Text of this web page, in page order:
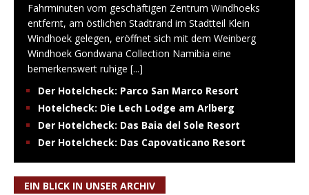
Fahrminuten vom geschäftigen Zentrum Windhoeks
entfernt, am östlichen Stadtrand im Stadtteil Klein
Windhoek gelegen, eröffnet sich mit dem Weinberg
Windhoek Gondwana Collection Namibia eine
bemerkenswert ruhige [...]
Der Hotelcheck: Parco San Marco Resort
Hotelcheck: Die Lech Lodge am Arlberg
Der Hotelcheck: Das Baia del Sole Resort
Der Hotelcheck: Das Capovaticano Resort
EIN BLICK IN UNSER ARCHIV